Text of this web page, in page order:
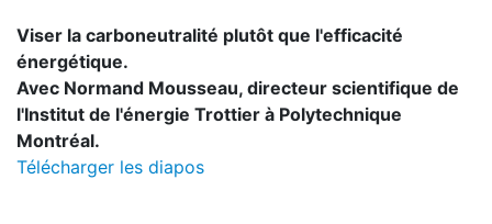
Viser la carboneutralité plutôt que l'efficacité
énergétique.
Avec Normand Mousseau, directeur scientifique de
l'Institut de l'énergie Trottier à Polytechnique
Montréal.
Télécharger les diapos